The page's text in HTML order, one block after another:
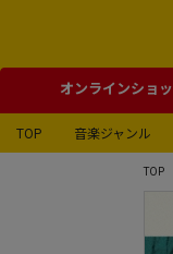
オンラインショ
TOP 音楽ジャンル
TOP